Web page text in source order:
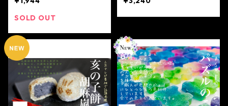
ご DAIFUKU あり
がとう ２０２１ spri
フルーツ大福 お取り寄
せ テレビで話題
SOLD OUT
で話題 中元 贈り物 フ
ルーツ ギフト